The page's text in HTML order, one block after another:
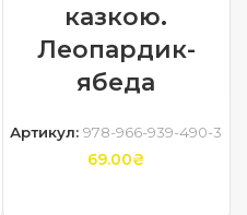
казкою.
Леопардик-
ябеда
Артикул:978-966-939-490-3
69.00₴